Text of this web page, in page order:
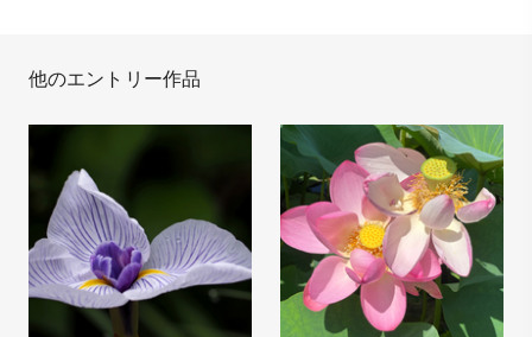
他のエントリー作品